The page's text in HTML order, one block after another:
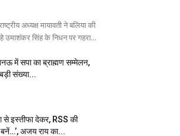
अध्यक्ष मायावती ने बलिया की
उमाशंकर सिंह के निधन पर गहरा...
में सपा का ब्राह्मण सम्मेलन,
संख्या...
से इस्तीफा देकर, RSS की
अजय राय का...